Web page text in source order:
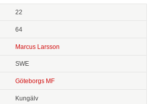
22
64
Marcus Larsson
SWE
Göteborgs MF
Kungälv